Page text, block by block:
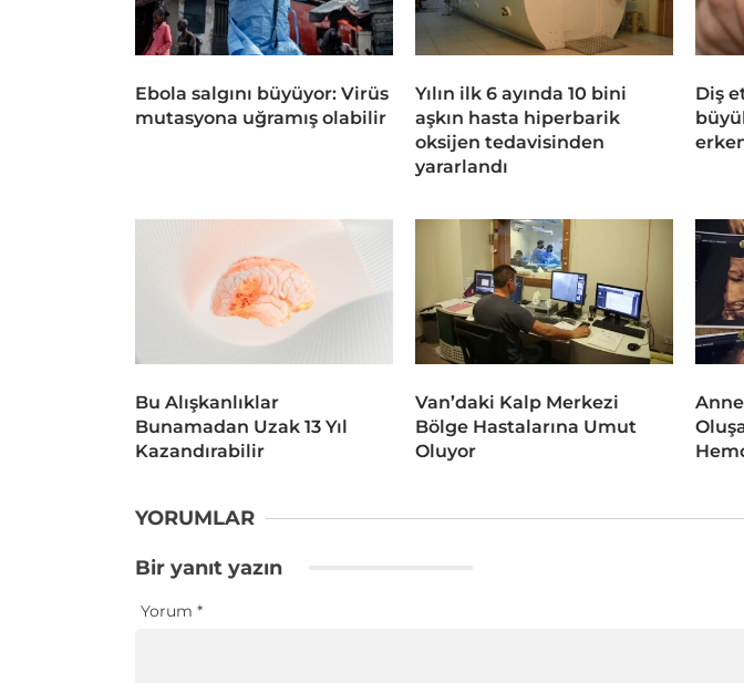
Ebola salgını büyüyor: Virüs
mutasyona uğramış olabilir
Yılın ilk 6 ayında 10 bini
aşkın hasta hiperbarik
oksijen tedavisinden
yararlandı
Diş
Bu Alışkanlıklar
Bunamadan Uzak 13 Yıl
Kazandırabilir
Van’daki Kalp Merkezi
Bölge Hastalarına Umut
Oluyor
YORUMLAR
Bir yanıt yazın
Yorum *